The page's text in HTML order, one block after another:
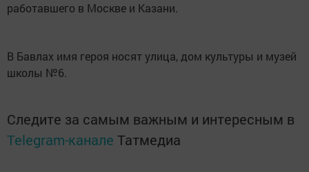
работавшего в Москве и Казани.
В Бавлах имя героя носят улица, дом культуры и музей
школы №6.
Следите за самым важным и интересным в
Telegram-канале Татмедиа